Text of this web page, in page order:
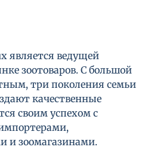
является ведущей
зоотоваров. С большой
три поколения семьи
качественные
своим успехом с
и зоомагазинами.